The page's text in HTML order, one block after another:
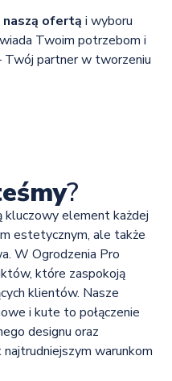
naszą ofertą i wyboru
Twoim potrzebom i
Twój partner w tworzeniu
?
element każdej
estetycznym, ale także
W Ogrodzenia Pro
które zaspokoją
klientów. Nasze
i kute to połączenie
designu oraz
warunkom